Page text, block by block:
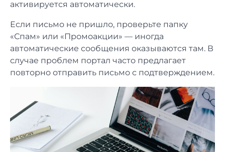
активируется автоматически.
Если письмо не пришло, проверьте папку
«Спам» или «Промоакции» — иногда
автоматические сообщения оказываются там. В
случае проблем портал часто предлагает
повторно отправить письмо с подтверждением.